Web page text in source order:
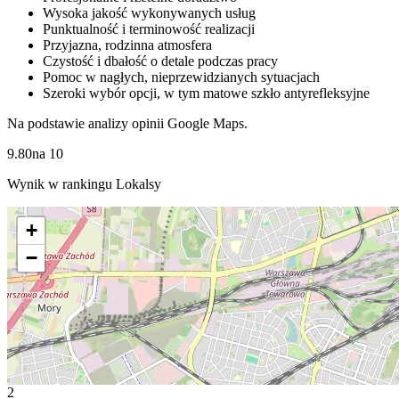
Wysoka jakość wykonywanych usług
Punktualność i terminowość realizacji
Przyjazna, rodzinna atmosfera
Czystość i dbałość o detale podczas pracy
Pomoc w nagłych, nieprzewidzianych sytuacjach
Szeroki wybór opcji, w tym matowe szkło antyrefleksyjne
Na podstawie analizy opinii Google Maps.
9.80na 10
Wynik w rankingu Lokalsy
+
−
2